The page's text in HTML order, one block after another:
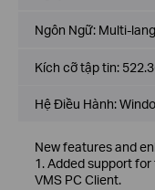
Ngôn Ngữ: Multi-
Kích cỡ tập tin:
Hệ Điều Hành:
New features and
1. Added support
VMS PC Client.